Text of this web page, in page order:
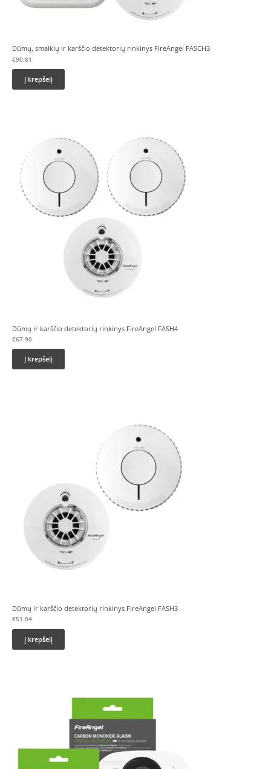
Dūmų, smalkių ir karščio detektorių rinkinys FireAngel FASCH3
€90.81
Į krepšelį
Dūmų ir karščio detektorių rinkinys FireAngel FASH4
€67.90
Į krepšelį
Dūmų ir karščio detektorių rinkinys FireAngel FASH3
€51.04
Į krepšelį